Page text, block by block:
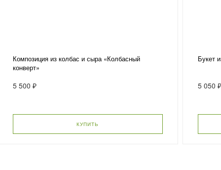
Композиция из колбас и сыра «Колбасный
конверт»
5 500 ₽
КУПИТЬ
Букет
5 050